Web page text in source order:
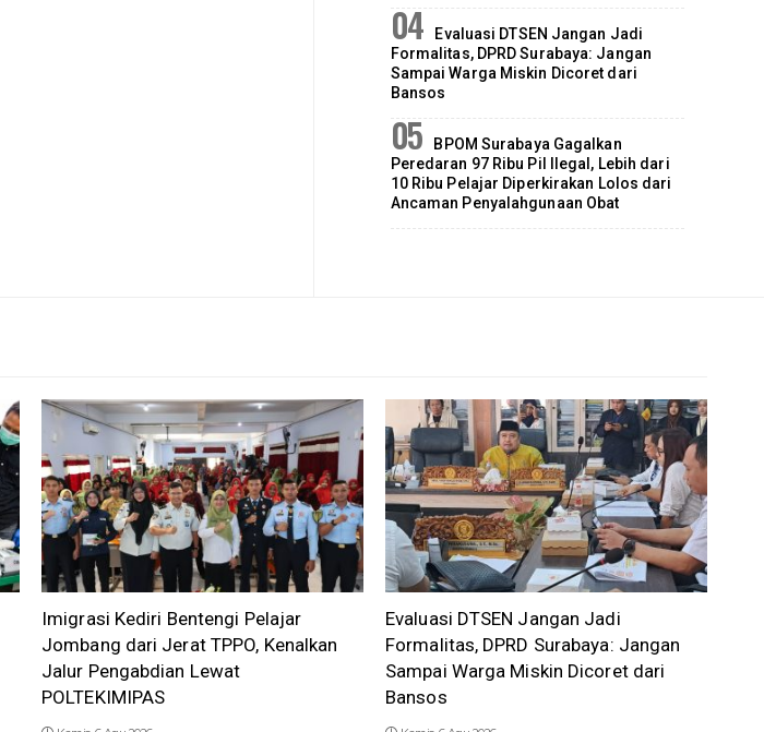
Evaluasi DTSEN Jangan Jadi
Formalitas, DPRD Surabaya: Jangan
Sampai Warga Miskin Dicoret dari
Bansos
BPOM Surabaya Gagalkan
Peredaran 97 Ribu Pil Ilegal, Lebih dari
10 Ribu Pelajar Diperkirakan Lolos dari
Ancaman Penyalahgunaan Obat
Imigrasi Kediri Bentengi Pelajar
Jombang dari Jerat TPPO, Kenalkan
Jalur Pengabdian Lewat
POLTEKIMIPAS
Evaluasi DTSEN Jangan Jadi
Formalitas, DPRD Surabaya: Jangan
Sampai Warga Miskin Dicoret dari
Bansos